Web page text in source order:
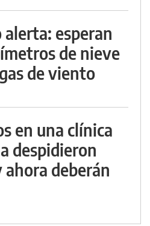
esperan
de nieve
de viento
en una clínica
despidieron
ahora deberán